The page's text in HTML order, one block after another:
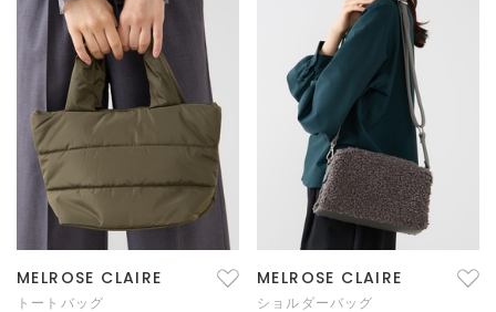
MELROSE CLAIRE
トートバッグ
MELROSE CLAIRE
ショルダーバッグ